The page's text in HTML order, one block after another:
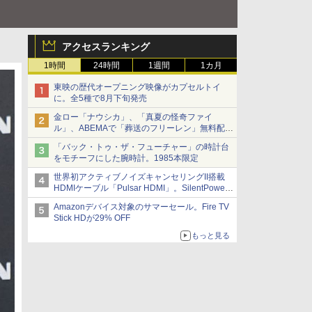
アクセスランキング
1時間 24時間 1週間 1カ月
東映の歴代オープニング映像がカプセルトイ
に。全5種で8月下旬発売
金ロー「ナウシカ」、「真夏の怪奇ファイ
ル」、ABEMAで「葬送のフリーレン」無料配信
など。夏の特番・配信情報
「バック・トゥ・ザ・フューチャー」の時計台
をモチーフにした腕時計。1985本限定
世界初アクティブノイズキャンセリングII搭載
HDMIケーブル「Pulsar HDMI」。SilentPower
から
Amazonデバイス対象のサマーセール。Fire TV
Stick HDが29% OFF
もっと見る